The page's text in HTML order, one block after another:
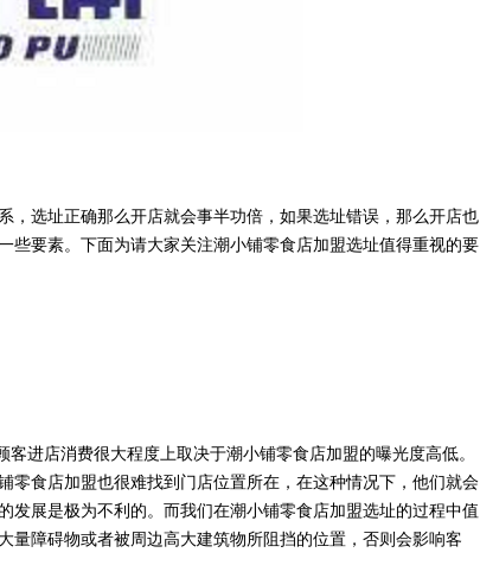
，选址正确那么开店就会事半功倍，如果选址错误，那么开店也
些要素。下面为请大家关注潮小铺零食店加盟选址值得重视的要
客进店消费很大程度上取决于潮小铺零食店加盟的曝光度高低。
零食店加盟也很难找到门店位置所在，在这种情况下，他们就会
发展是极为不利的。而我们在潮小铺零食店加盟选址的过程中值
量障碍物或者被周边高大建筑物所阻挡的位置，否则会影响客